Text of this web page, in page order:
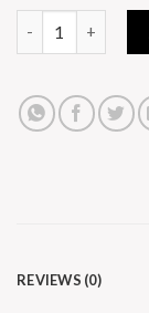
REVIEWS (0)